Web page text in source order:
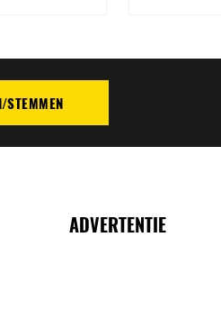
STEMMEN
ADVERTENTIE